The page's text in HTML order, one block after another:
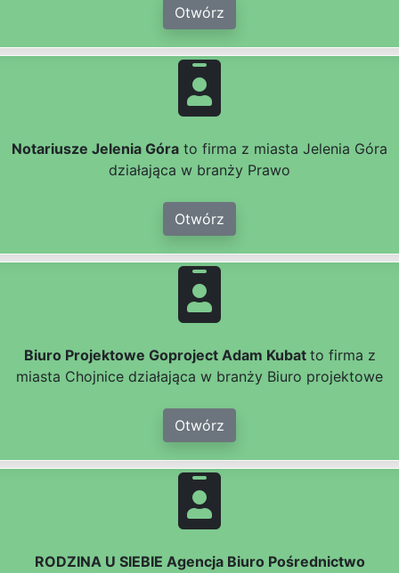
Otwórz
Notariusze Jelenia Góra to firma z miasta Jelenia Góra
działająca w branży Prawo
Otwórz
Biuro Projektowe Goproject Adam Kubat to firma z
miasta Chojnice działająca w branży Biuro projektowe
Otwórz
RODZINA U SIEBIE Agencja Biuro Pośrednictwo